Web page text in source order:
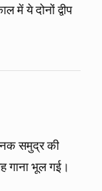
में ये दोनों द्वीप
समुद्र की
गाना भूल गई।